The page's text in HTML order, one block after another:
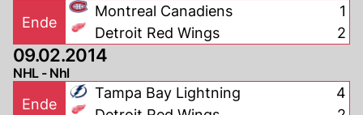
Ende
Montreal Canadiens
Detroit Red Wings
1
2
09.02.2014
NHL - Nhl
Ende
Tampa Bay Lightning
4